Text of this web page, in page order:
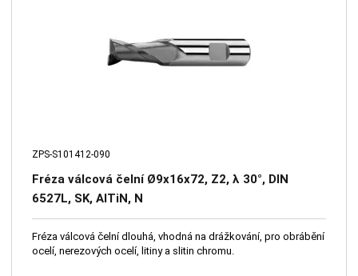
ZPS-S101412-090
Fréza válcová čelní Ø9x16x72, Z2, λ 30°, DIN
6527L, SK, AlTiN, N
Fréza válcová čelní dlouhá, vhodná na drážkování, pro obrábění
ocelí, nerezových ocelí, litiny a slitin chromu.